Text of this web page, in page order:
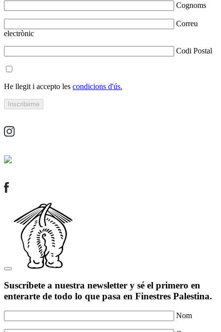
Cognoms
Correu
electrònic
Codi Postal
He llegit i accepto les condicions d'ús.
Suscríbete a nuestra newsletter y sé el primero en
enterarte de todo lo que pasa en Finestres Palestina.
Nom